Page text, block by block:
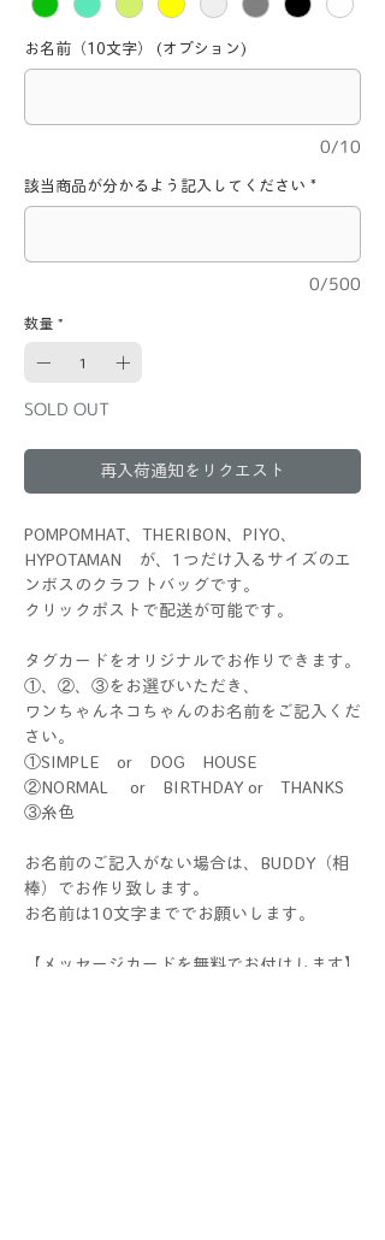
お名前（10文字） (オプション)
0/10
該当商品が分かるよう記入してください *
0/500
数量 *
SOLD OUT
再入荷通知をリクエスト
POMPOMHAT、THERIBON、PIYO、
HYPOTAMAN が、1つだけ入るサイズのエ
ンボスのクラフトバッグです。
クリックポストで配送が可能です。
タグカードをオリジナルでお作りできます。
①、②、③をお選びいただき、
ワンちゃんネコちゃんのお名前をご記入くだ
さい。
①SIMPLE or DOG HOUSE
②NORMAL or BIRTHDAY or THANKS
③糸色
お名前のご記入がない場合は、BUDDY（相
棒）でお作り致します。
お名前は10文字まででお願いします。
【メッセージカードを無料でお付けします】